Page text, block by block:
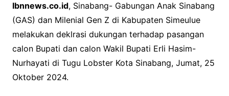
c
e
b
o
o
k
i
t
t
e
r
a
t
s
A
p
p
y
L
i
n
Ibnnews.co.id, Sinabang- Gabungan Anak Sinabang
(GAS) dan Milenial Gen Z di Kabupaten Simeulue
melakukan deklrasi dukungan terhadap pasangan
calon Bupati dan calon Wakil Bupati Erli Hasim-
Nurhayati di Tugu Lobster Kota Sinabang, Jumat, 25
Oktober 2024.